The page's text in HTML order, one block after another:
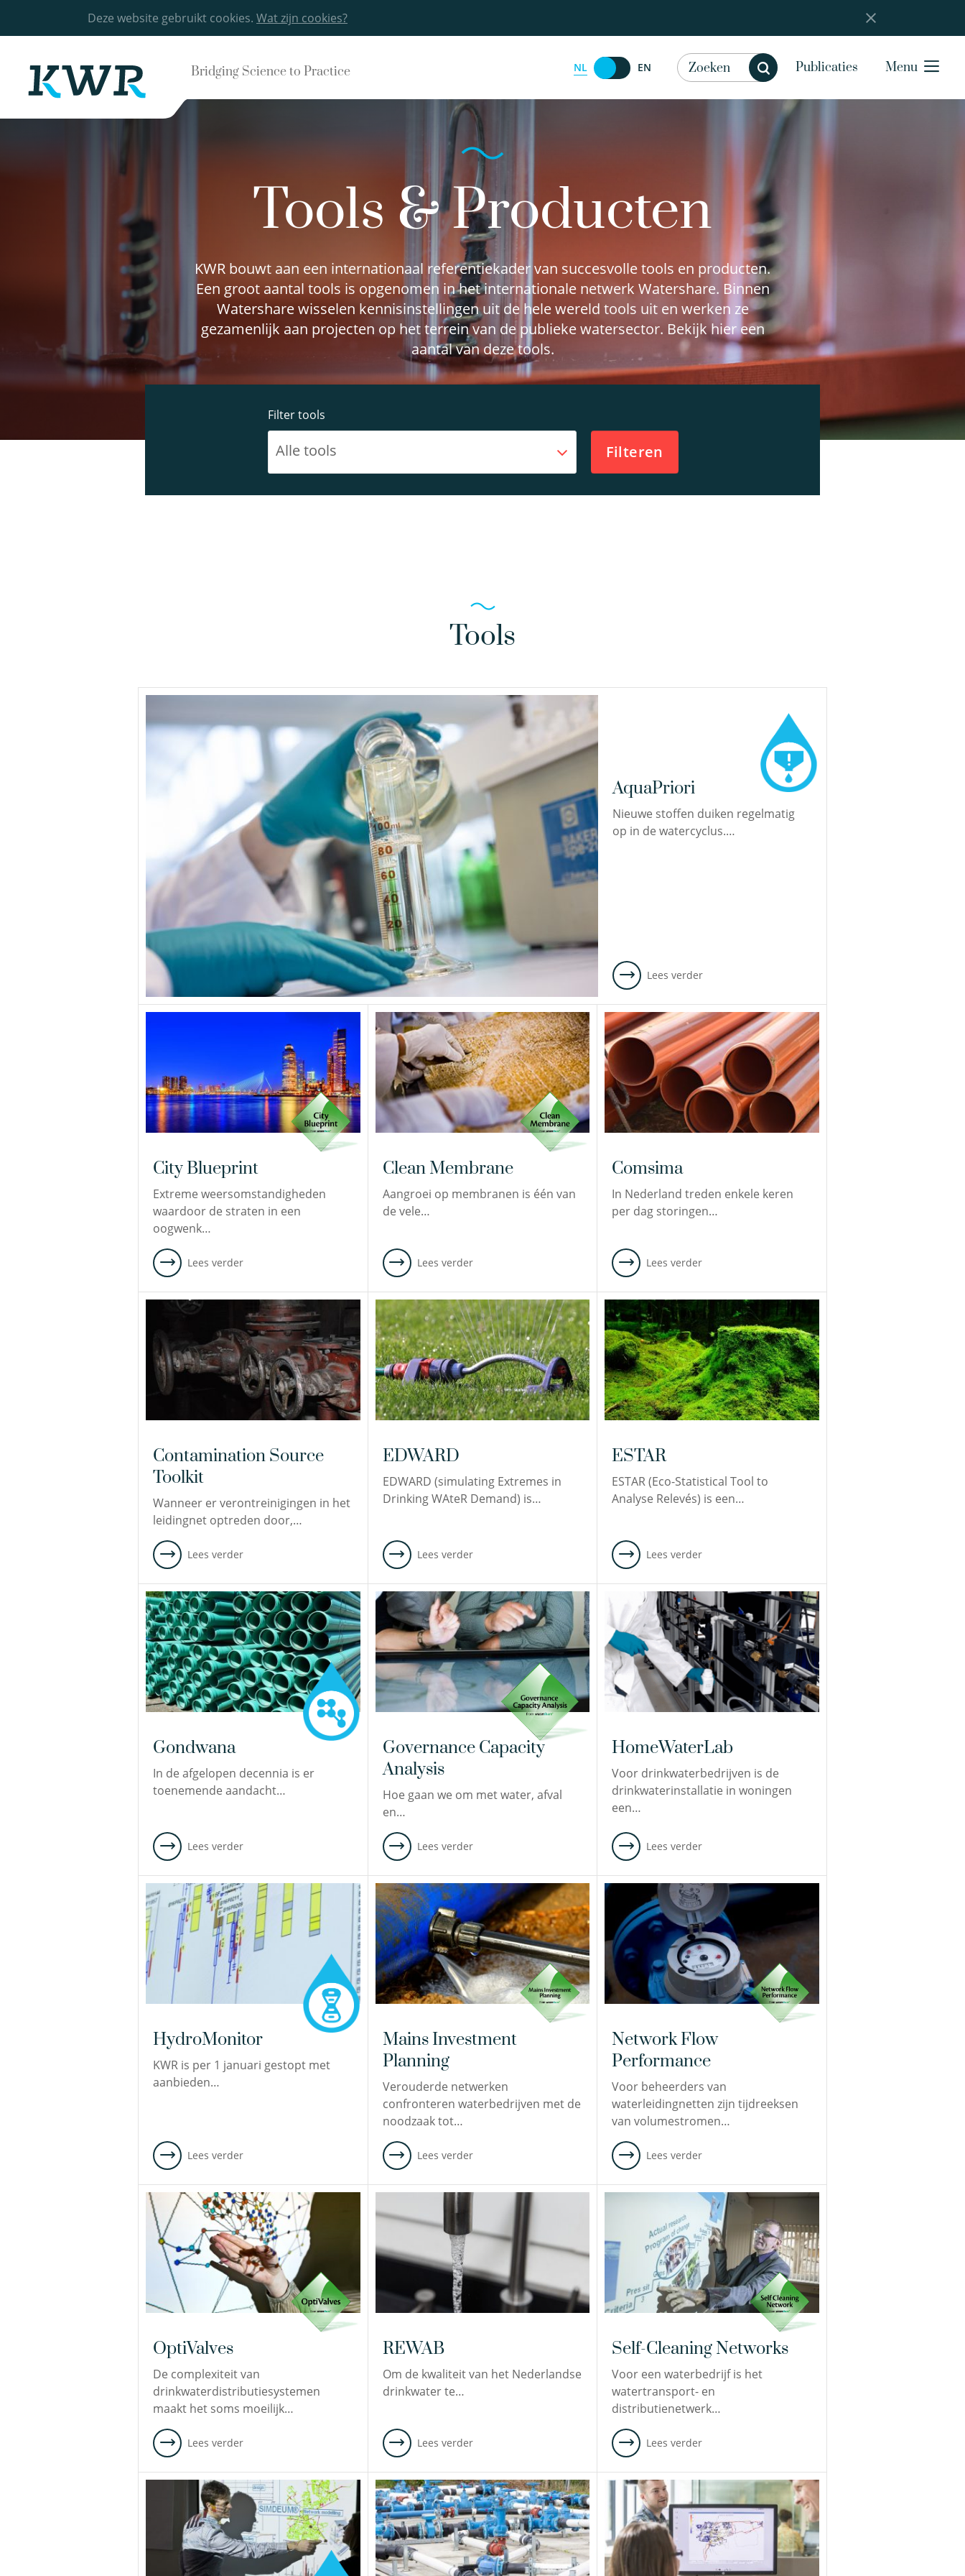
Deze website gebruikt cookies. Wat zijn cookies?
Bridging Science to Practice NL EN Publicaties Menu
Tools & Producten
KWR bouwt aan een internationaal referentiekader van succesvolle tools en producten.
Een groot aantal tools is opgenomen in het internationale netwerk Watershare. Binnen
Watershare wisselen kennisinstellingen uit de hele wereld tools uit en werken ze
gezamenlijk aan projecten op het terrein van de publieke watersector. Bekijk hier een
aantal van deze tools.
Filter tools
Alle tools Filteren
Tools
AquaPriori
Nieuwe stoffen duiken regelmatig
op in de watercyclus.…
Lees verder
City Blueprint
Extreme weersomstandigheden
waardoor de straten in een
oogwenk…
Lees verder
Clean Membrane
Aangroei op membranen is één van
de vele…
Lees verder
Comsima
In Nederland treden enkele keren
per dag storingen…
Lees verder
Contamination Source
Toolkit
Wanneer er verontreinigingen in het
leidingnet optreden door,…
Lees verder
EDWARD
EDWARD (simulating Extremes in
Drinking WAteR Demand) is…
Lees verder
ESTAR
ESTAR (Eco-Statistical Tool to
Analyse Relevés) is een…
Lees verder
Gondwana
In de afgelopen decennia is er
toenemende aandacht…
Lees verder
Governance Capacity
Analysis
Hoe gaan we om met water, afval
en…
Lees verder
HomeWaterLab
Voor drinkwaterbedrijven is de
drinkwaterinstallatie in woningen
een…
Lees verder
HydroMonitor
KWR is per 1 januari gestopt met
aanbieden…
Lees verder
Mains Investment
Planning
Verouderde netwerken
confronteren waterbedrijven met de
noodzaak tot…
Lees verder
Network Flow
Performance
Voor beheerders van
waterleidingnetten zijn tijdreeksen
van volumestromen…
Lees verder
OptiValves
De complexiteit van
drinkwaterdistributiesystemen
maakt het soms moeilijk…
Lees verder
REWAB
Om de kwaliteit van het Nederlandse
drinkwater te…
Lees verder
Self-Cleaning Networks
Voor een waterbedrijf is het
watertransport- en
distributienetwerk…
Lees verder